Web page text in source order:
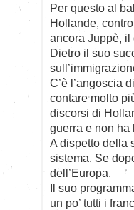
Per questo al
Hollande,
ancora Juppè, il
Dietro il suo
C’è l’angoscia
contare molto
discorsi di
guerra e non ha
A dispetto della
sistema. Se
dell’Europa.
Il suo
un po’ tutti i